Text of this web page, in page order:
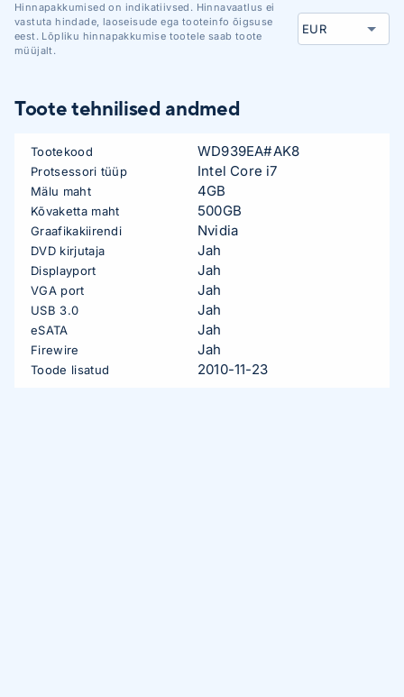
Hinnapakkumised on indikatiivsed. Hinnavaatlus ei
vastuta hindade, laoseisude ega tooteinfo õigsuse
eest. Lõpliku hinnapakkumise tootele saab toote
müüjalt.
Toote tehnilised andmed
Tootekood WD939EA#AK8
Protsessori tüüp Intel Core i7
Mälu maht 4GB
Kõvaketta maht 500GB
Graafikakiirendi Nvidia
DVD kirjutaja Jah
Displayport Jah
VGA port Jah
USB 3.0 Jah
eSATA Jah
Firewire Jah
Toode lisatud 2010-11-23